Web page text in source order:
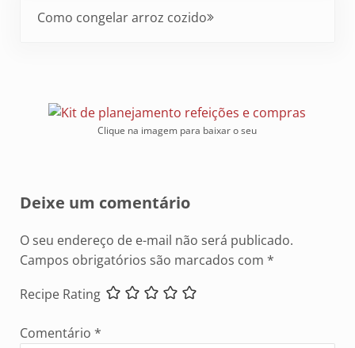
Como congelar arroz cozido
Clique na imagem para baixar o seu
Deixe um comentário
O seu endereço de e-mail não será publicado.
Campos obrigatórios são marcados com *
Recipe Rating
Comentário *